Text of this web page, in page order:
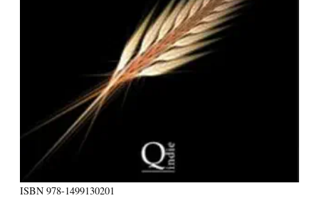
ISBN 978-1499130201